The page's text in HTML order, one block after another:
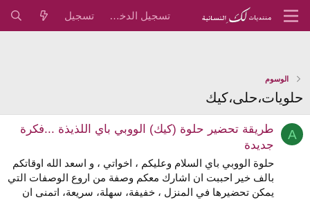
تسجيل الدخول تسجيل
الوسوم
حلويات،حلى،كيك
A
طريقة تحضير حلوة (كيك) الووبي باي اللذيذة ...فكرة
جديدة
حلوة الووبي باي السلام وعليكم ، اخواتي ، و اسعد الله اوقاتكم
بالف خير احببت ان اشارك معكم وصفة من اروع الوصفات التي
يمكن تحضيرها في المنزل ، خفيفة، سهلة، سريعة، اتمنى ان